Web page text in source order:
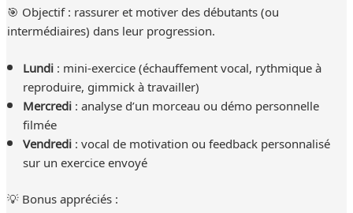
🎯 Objectif : rassurer et motiver des débutants (ou
intermédiaires) dans leur progression.
Lundi: mini-exercice (échauffement vocal, rythmique à
reproduire, gimmick à travailler)
Mercredi: analyse d’un morceau ou démo personnelle
filmée
Vendredi: vocal de motivation ou feedback personnalisé
sur un exercice envoyé
💡 Bonus appréciés :